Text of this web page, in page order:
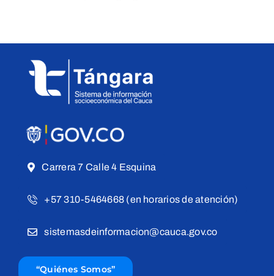
Carrera 7 Calle 4 Esquina
+57 310-5464668 (en horarios de atención)
sistemasdeinformacion@cauca.gov.co
“Quiénes Somos”